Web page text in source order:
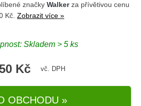
značky Walkerza přívětivou cenu
Kč. Zobrazit více »
Skladem > 5 ks
Kč vč. DPH
OBCHODU »